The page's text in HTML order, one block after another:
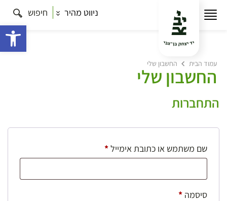
ניווט מהיר חיפוש
עמוד הבית החשבון שלי
החשבון שלי
התחברות
שם משתמש או כתובת אימייל*חובה
סיסמה *חובה